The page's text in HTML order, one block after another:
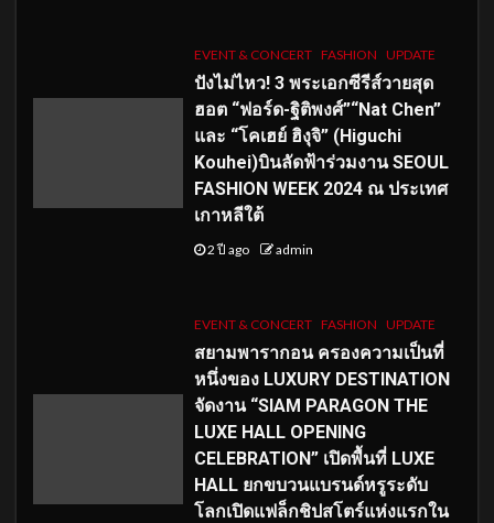
EVENT & CONCERT FASHION UPDATE
ปังไม่ไหว! 3 พระเอกซีรีส์วายสุด
ฮอต “ฟอร์ด-ฐิติพงศ์”“Nat Chen”
และ “โคเฮย์ ฮิงุจิ” (Higuchi
Kouhei)บินลัดฟ้าร่วมงาน SEOUL
FASHION WEEK 2024 ณ ประเทศ
เกาหลีใต้
2 ปี ago admin
EVENT & CONCERT FASHION UPDATE
สยามพารากอน ครองความเป็นที่
หนึ่งของ LUXURY DESTINATION
จัดงาน “SIAM PARAGON THE
LUXE HALL OPENING
CELEBRATION” เปิดพื้นที่ LUXE
HALL ยกขบวนแบรนด์หรูระดับ
โลกเปิดแฟล็กชิปสโตร์แห่งแรกใน